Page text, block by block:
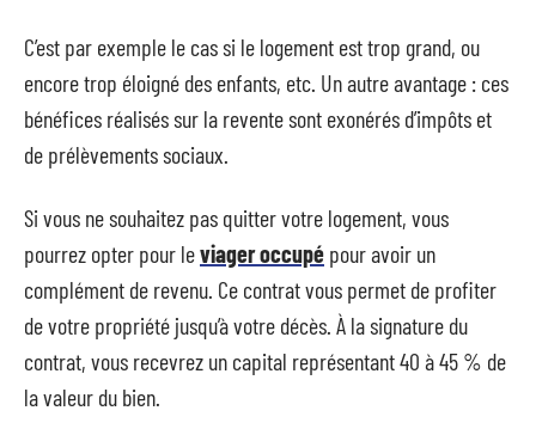
C’est par exemple le cas si le logement est trop grand, ou
encore trop éloigné des enfants, etc. Un autre avantage : ces
bénéfices réalisés sur la revente sont exonérés d’impôts et
de prélèvements sociaux.
Si vous ne souhaitez pas quitter votre logement, vous
pourrez opter pour leviager occupé pour avoir un
complément de revenu. Ce contrat vous permet de profiter
de votre propriété jusqu’à votre décès. À la signature du
contrat, vous recevrez un capital représentant 40 à 45 % de
la valeur du bien.